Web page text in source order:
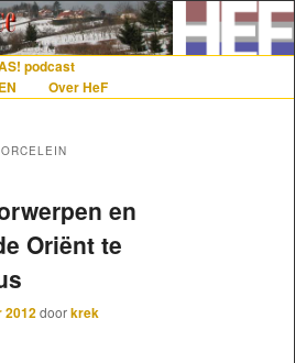
die iets met Frankrijk hebben
inhoud
inhoud
podcast
Over HeF
en
Oriënt te
2012doorkrek